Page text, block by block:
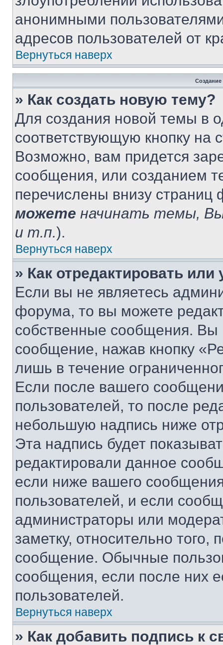
анонимными
адресов пользователей от
Вернуться наверх
» Как создать новую тему?
Для создания новой темы в
соответствующую кнопку
Возможно, вам придется
сообщения, или созданием
перечислены внизу
можете начинать темы,
и т.п.).
Вернуться наверх
» Как отредактировать
Если вы не являетесь
форума, то вы можете
собственные сообщения. Вы
сообщение, нажав кнопку
лишь в течение
Если после вашего
пользователей, то после
небольшую надпись ниже
Эта надпись будет
редактировали данное
если ниже вашего
пользователей, и если
администраторы или
заметку, относительно
сообщение. Обычные
сообщения, если после них
пользователей.
Вернуться наверх
» Как добавить подпись к